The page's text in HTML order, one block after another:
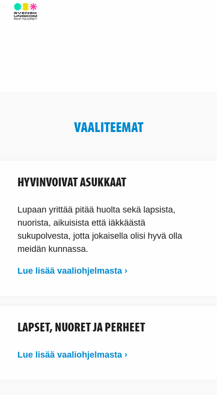
VAALITEEMAT
HYVINVOIVAT ASUKKAAT
Lupaan yrittää pitää huolta sekä lapsista,
nuorista, aikuisista että iäkkäästä
sukupolvesta, jotta jokaisella olisi hyvä olla
meidän kunnassa.
Lue lisää vaaliohjelmasta ›
LAPSET, NUORET JA PERHEET
Lue lisää vaaliohjelmasta ›